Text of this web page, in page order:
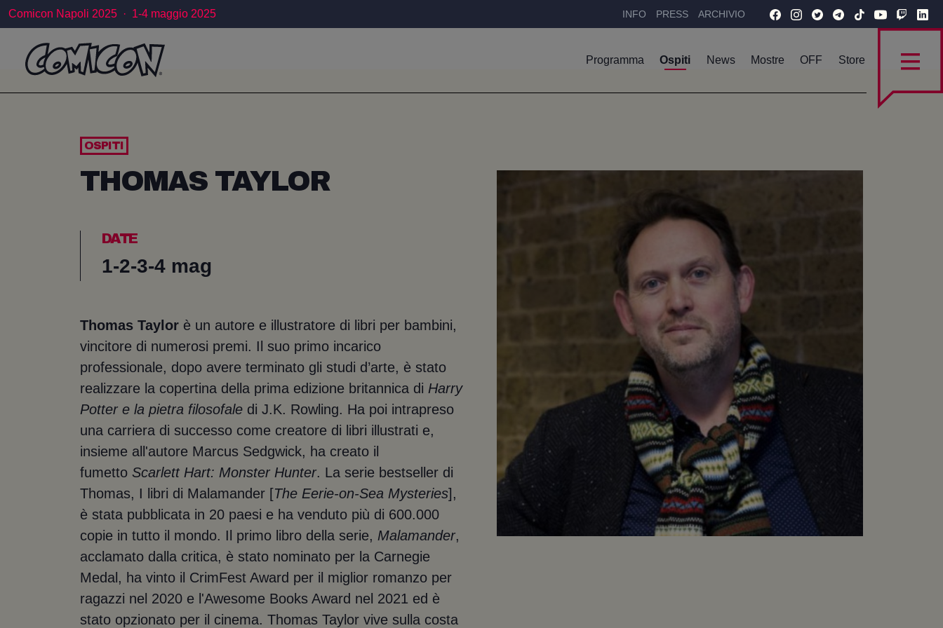
Comicon Napoli 2025 · 1-4 maggio 2025 INFO PRESS ARCHIVIO
Programma Ospiti News Mostre OFF Store
OSPITI
THOMAS TAYLOR
DATE
1-2-3-4 mag
Thomas Taylor è un autore e illustratore di libri per bambini,
vincitore di numerosi premi. Il suo primo incarico
professionale, dopo avere terminato gli studi d’arte, è stato
realizzare la copertina della prima edizione britannica di Harry
Potter e la pietra filosofale di J.K. Rowling. Ha poi intrapreso
una carriera di successo come creatore di libri illustrati e,
insieme all'autore Marcus Sedgwick, ha creato il
fumetto Scarlett Hart: Monster Hunter. La serie bestseller di
Thomas, I libri di Malamander [The Eerie-on-Sea Mysteries],
è stata pubblicata in 20 paesi e ha venduto più di 600.000
copie in tutto il mondo. Il primo libro della serie, Malamander,
acclamato dalla critica, è stato nominato per la Carnegie
Medal, ha vinto il CrimFest Award per il miglior romanzo per
ragazzi nel 2020 e l'Awesome Books Award nel 2021 ed è
stato opzionato per il cinema. Thomas Taylor vive sulla costa